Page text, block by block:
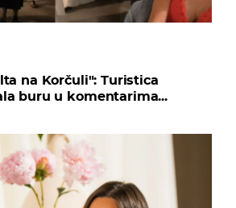
na Korčuli": Turistica
buru u komentarima...